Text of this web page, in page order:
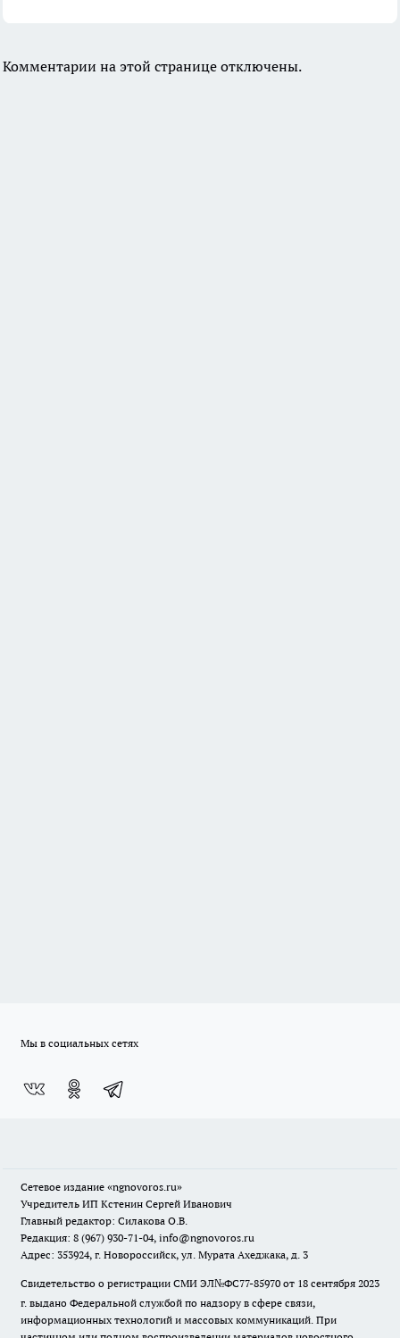
Комментарии на этой странице отключены.
Мы в социальных сетях
Сетевое издание «ngnovoros.ru»
Учредитель ИП Кстенин Сергей Иванович
Главный редактор: Силакова О.В.
Редакция: 8 (967) 930-71-04, info@ngnovoros.ru
Адрес: 353924, г. Новороссийск, ул. Мурата Ахеджака, д. 3
Свидетельство о регистрации СМИ ЭЛ№ФС77-85970 от 18 сентября 2023
г. выдано Федеральной службой по надзору в сфере связи,
информационных технологий и массовых коммуникаций. При